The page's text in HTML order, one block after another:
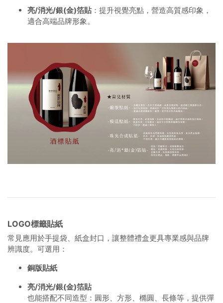
亮/消光/銀(金)箔貼：提升視覺亮點，營造高質感印象，
適合高端品牌形象。
LOGO標籤貼紙
常見應用於手提袋、紙盒封口，讓整體禮盒更具專業感與品牌
辨識度。可選用：
銅版貼紙
亮/消光/銀(金)箔貼
也能搭配不同造型：圓形、方形、橢圓、長條等，提供彈